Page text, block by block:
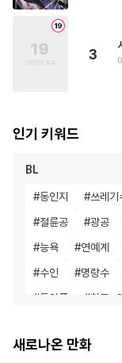
3
인기 키워드
BL
#동인지 #쓰레기
#절륜공 #광공
#능욕 #연예계
#수인 #명랑수
#동양풍 #친구>
#벤츠공 #동정수
새로나온 만화